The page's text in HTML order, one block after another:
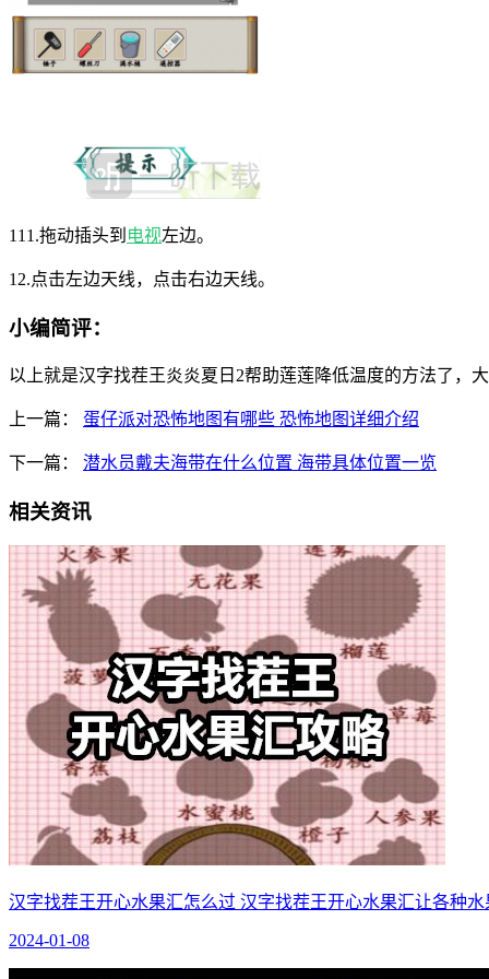
111.拖动插头到 电视左边。
12.点击左边天线，点击右边天线。
小编简评：
以上就是汉字找茬王炎炎夏日2帮助莲莲降低温度的方法了，大
上一篇： 蛋仔派对恐怖地图有哪些 恐怖地图详细介绍
下一篇： 潜水员戴夫海带在什么位置 海带具体位置一览
相关资讯
汉字找茬王开心水果汇怎么过 汉字找茬王开心水果汇让各种
2024-01-08